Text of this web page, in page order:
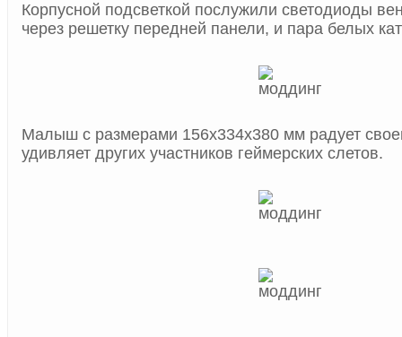
Корпусной подсветкой послужили светодиоды
через решетку передней панели, и пара белых
Малыш с размерами 156x334x380 мм радует
удивляет других участников геймерских слетов.